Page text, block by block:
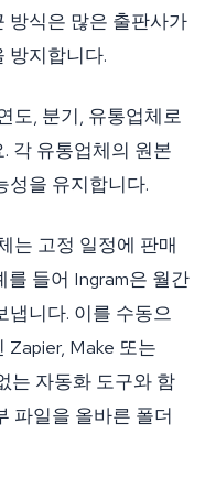
방식은 많은 출판사가
방지합니다.
도, 분기, 유통업체로
각 유통업체의 원본
성을 유지합니다.
는 고정 일정에 판매
들어 Ingram은 월간
냅니다. 이를 수동으
Make 또는
는 자동화 도구와 함
파일을 올바른 폴더